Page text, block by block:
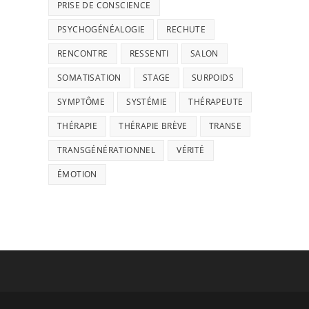
PRISE DE CONSCIENCE
PSYCHOGÉNÉALOGIE RECHUTE
RENCONTRE RESSENTI SALON
SOMATISATION STAGE SURPOIDS
SYMPTÔME SYSTÉMIE THÉRAPEUTE
THÉRAPIE THÉRAPIE BRÈVE TRANSE
TRANSGÉNÉRATIONNEL VÉRITÉ
ÉMOTION